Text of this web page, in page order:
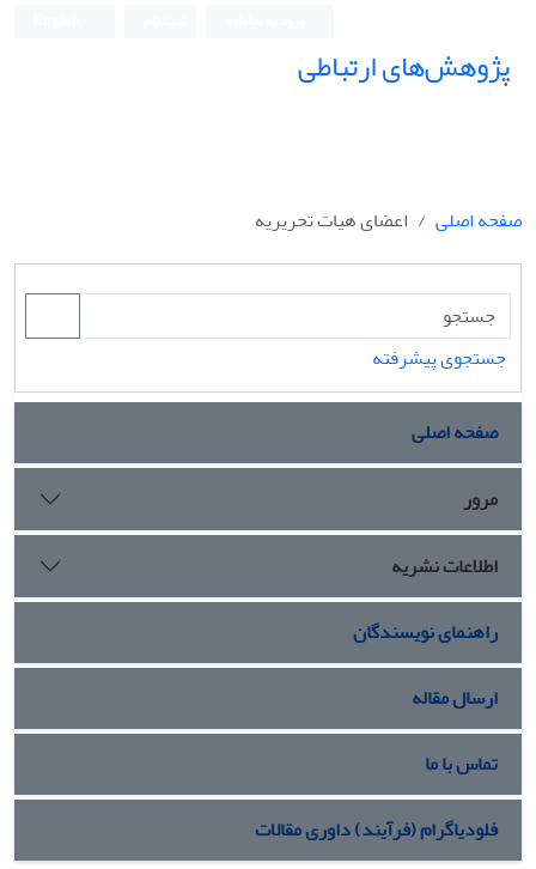
پژوهش‌های ارتباطی
صفحه اصلی اعضای هیات تحریریه
جستجوی پیشرفته
صفحه اصلی
مرور
اطلاعات نشریه
راهنمای نویسندگان
ارسال مقاله
تماس با ما
فلودیاگرام (فرآیند) داوری مقالات